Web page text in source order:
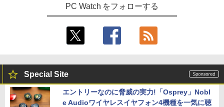
PC Watch をフォローする
Special Site
エントリーなのに脅威の実力!「Osprey」Nobl
e Audioワイヤレスイヤフォン4機種を一気に聴